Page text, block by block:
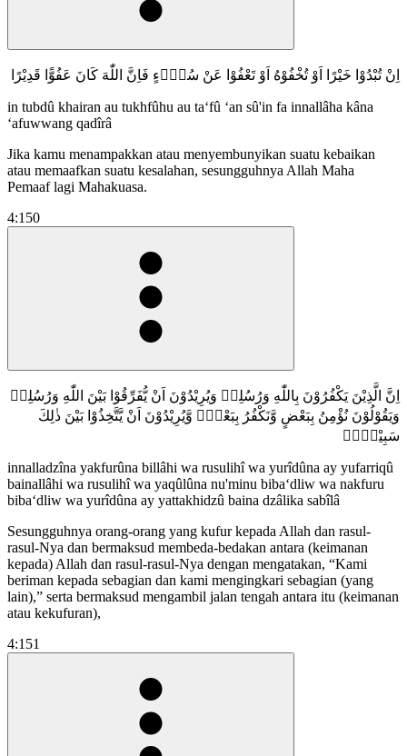
اِنْ تُبْدُوْا خَيْرًا اَوْ تُخْفُوْهُ اَوْ تَعْفُوْا عَنْ سُوْۤءٍ فَاِنَّ اللّٰهَ كَانَ عَفُوًّا قَدِيْرًا
in tubdû khairan au tukhfûhu au ta‘fû ‘an sû'in fa innallâha kâna
‘afuwwang qadîrâ
Jika kamu menampakkan atau menyembunyikan suatu kebaikan
atau memaafkan suatu kesalahan, sesungguhnya Allah Maha
Pemaaf lagi Mahakuasa.
4:150
اِنَّ الَّذِيْنَ يَكْفُرُوْنَ بِاللّٰهِ وَرُسُلِهٖ وَيُرِيْدُوْنَ اَنْ يُّفَرِّقُوْا بَيْنَ اللّٰهِ وَرُسُلِهٖ
وَيَقُوْلُوْنَ نُؤْمِنُ بِبَعْضٍ وَّنَكْفُرُ بِبَعْضٍۙ وَّيُرِيْدُوْنَ اَنْ يَّتَّخِذُوْا بَيْنَ ذٰلِكَ
سَبِيْلًاۙ
innalladzîna yakfurûna billâhi wa rusulihî wa yurîdûna ay yufarriqû
bainallâhi wa rusulihî wa yaqûlûna nu'minu biba‘dliw wa nakfuru
biba‘dliw wa yurîdûna ay yattakhidzû baina dzâlika sabîlâ
Sesungguhnya orang-orang yang kufur kepada Allah dan rasul-
rasul-Nya dan bermaksud membeda-bedakan antara (keimanan
kepada) Allah dan rasul-rasul-Nya dengan mengatakan, “Kami
beriman kepada sebagian dan kami mengingkari sebagian (yang
lain),” serta bermaksud mengambil jalan tengah antara itu (keimanan
atau kekufuran),
4:151